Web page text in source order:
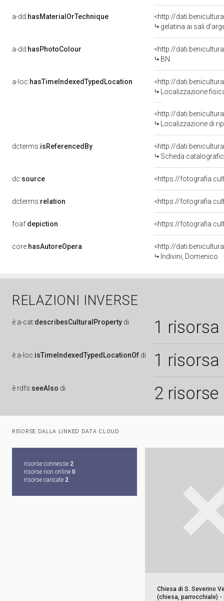
a-dd:hasMaterialOrTechnique
<http://
gelatina ai sali
a-dd:hasPhotoColour
<http://
BN
a-loc:hasTimeIndexedTypedLocation
Localizzazione
<http://
Localizzazione di
dcterms:isReferencedBy
<http://
Scheda
dc:source <https://
dcterms:relation <https://
foaf:depiction
core:hasAutoreOpera
<http://
Indivini, Domenico
RELAZIONI INVERSE
è a-cat:describesCulturalProperty di 1 risorsa
è a-loc:isTimeIndexedTypedLocationOf di 1 risorsa
è rdfs:seeAlso di 2 risorse
RISORSE DALLA LINKED DATA CLOUD
risorse connesse 2
risorse non online 0
risorse caricate 2
Chiesa di S. Severino
(chiesa, parrocchiale) -